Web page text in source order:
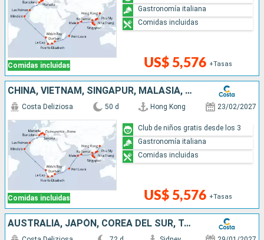
Comidas incluidas US$ 5,576 +Tasas
Gastronomía italiana
Comidas incluidas
CHINA, VIETNAM, SINGAPUR, MALASIA, SRI LANKA, MALDIVAS, MAURICIO, SUDÁFRICA, NAMIBIA, CABO VERDE, CANARIAS, ESPAÑA, FRANCIA, ITALIA
Comidas incluidas
Costa Deliziosa 50 d Hong Kong 23/02/2027
US$ 5,576 +Tasas
Club de niños gratis desde los 3
Gastronomía italiana
Comidas incluidas
AUSTRALIA, JAPÓN, COREA DEL SUR, TAIWÁN, CHINA, VIETNAM, SINGAPUR, MALASIA, SRI LANKA, MALDIVAS, MAURICIO, SUDÁFRICA, NAMIBIA, CABO VERDE, CANARIAS